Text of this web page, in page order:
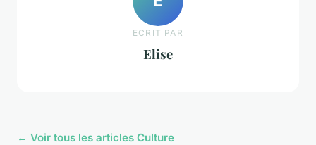
ECRIT PAR
Elise
← Voir tous les articles Culture